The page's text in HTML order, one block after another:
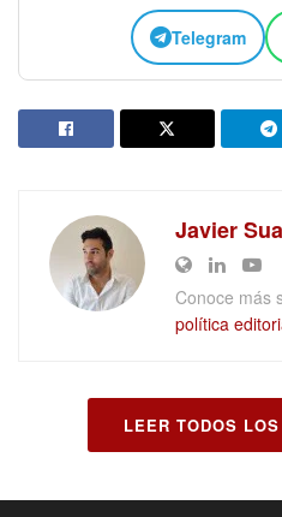
Telegram
Javier
Conoce más
política
LEER TODOS